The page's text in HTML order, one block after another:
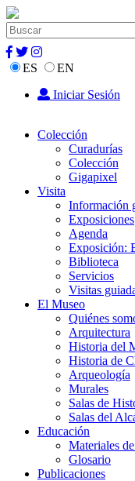
ES
EN
Iniciar Sesión
Colección
Curadurías
Colección
Gigapixel
Visita
Información
Exposiciones
Agenda
Exposición:
Biblioteca
Servicios
Visitas
El Museo
Quiénes
Arquitectura
Historia del
Historia de
Arqueología
Murales
Salas de
Salas del
Educación
Materiales
Glosario
Publicaciones